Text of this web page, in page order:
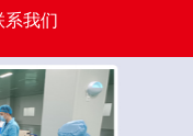
系我们